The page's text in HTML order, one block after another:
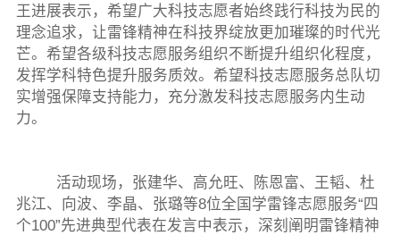
王进展表示，希望广大科技志愿者始终践行科技为民的
理念追求，让雷锋精神在科技界绽放更加璀璨的时代光
芒。希望各级科技志愿服务组织不断提升组织化程度，
发挥学科特色提升服务质效。希望科技志愿服务总队切
实增强保障支持能力，充分激发科技志愿服务内生动
力。
活动现场，张建华、高允旺、陈恩富、王韬、杜
兆江、向波、李晶、张璐等8位全国学雷锋志愿服务“四
个100”先进典型代表在发言中表示，深刻阐明雷锋精神